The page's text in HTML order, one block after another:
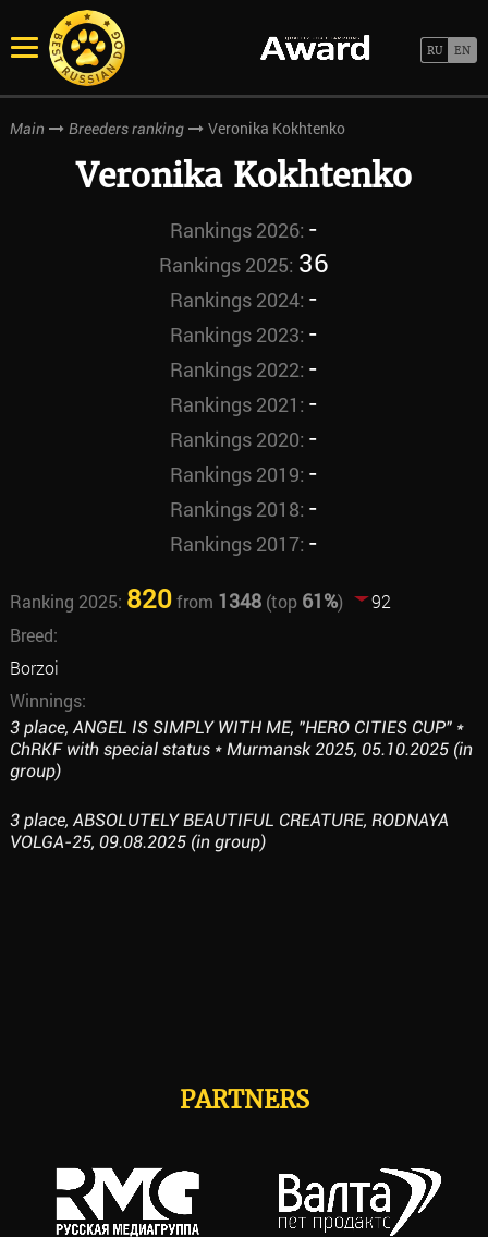
Main Breeders ranking Veronika Kokhtenko
Veronika Kokhtenko
Rankings 2026:-
Rankings 2025: 36
Rankings 2024:-
Rankings 2023:-
Rankings 2022:-
Rankings 2021:-
Rankings 2020:-
Rankings 2019:-
Rankings 2018:-
Rankings 2017:-
Ranking 2025: 820from 1348(top 61%)
92
Breed:
Borzoi
Winnings:
3 place, ANGEL IS SIMPLY WITH ME, "HERO CITIES CUP" *
ChRKF with special status * Murmansk 2025, 05.10.2025 (in
group)
3 place, ABSOLUTELY BEAUTIFUL CREATURE, RODNAYA
VOLGA-25, 09.08.2025 (in group)
PARTNERS